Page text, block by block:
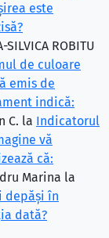
este
SILVICA ROBITU
de culoare
emis de
indică:
C. la Indicatorul
vă
că:
Marina la
depăşi în
dată?